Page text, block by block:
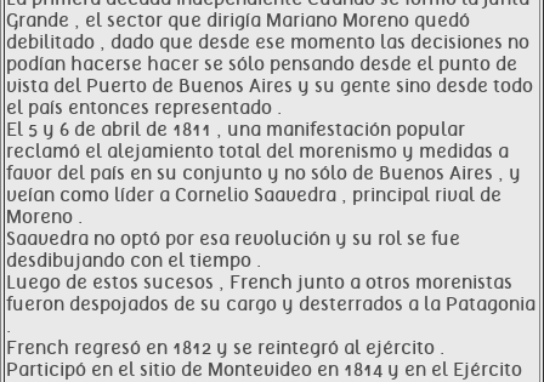
Grande , el sector que dirigía Mariano Moreno quedó
debilitado , dado que desde ese momento las decisiones no
podían hacerse hacer se sólo pensando desde el punto de
vista del Puerto de Buenos Aires y su gente sino desde todo
el país entonces representado .
El 5 y 6 de abril de 1811 , una manifestación popular
reclamó el alejamiento total del morenismo y medidas a
favor del país en su conjunto y no sólo de Buenos Aires , y
veían como líder a Cornelio Saavedra , principal rival de
Moreno .
Saavedra no optó por esa revolución y su rol se fue
desdibujando con el tiempo .
Luego de estos sucesos , French junto a otros morenistas
fueron despojados de su cargo y desterrados a la Patagonia
.
French regresó en 1812 y se reintegró al ejército .
Participó en el sitio de Montevideo en 1814 y en el Ejército